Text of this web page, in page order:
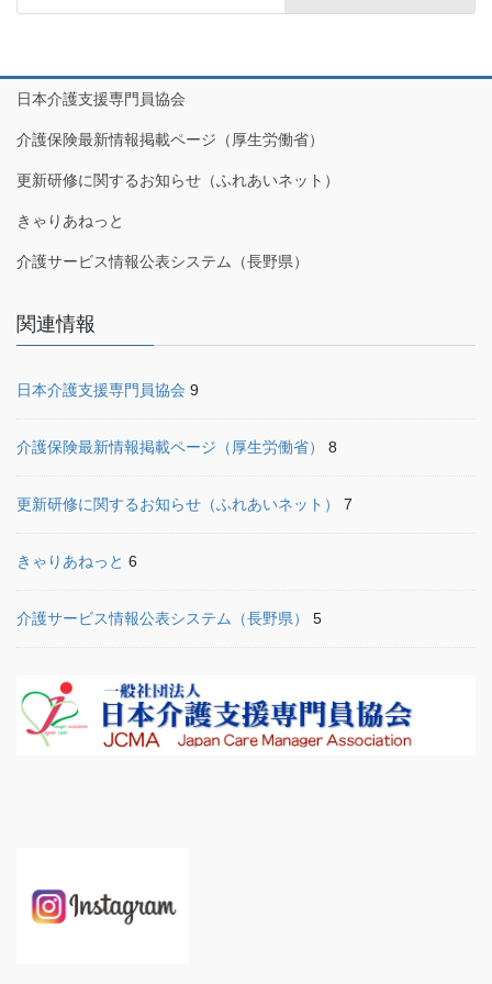
日本介護支援専門員協会
介護保険最新情報掲載ページ（厚生労働省）
更新研修に関するお知らせ（ふれあいネット）
きゃりあねっと
介護サービス情報公表システム（長野県）
関連情報
日本介護支援専門員協会 9
介護保険最新情報掲載ページ（厚生労働省） 8
更新研修に関するお知らせ（ふれあいネット） 7
きゃりあねっと 6
介護サービス情報公表システム（長野県） 5